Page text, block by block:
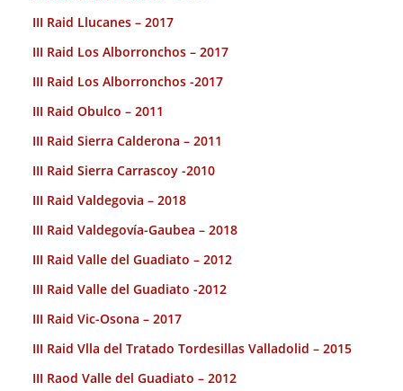
III Raid Llucanes – 2017
III Raid Los Alborronchos – 2017
III Raid Los Alborronchos -2017
III Raid Obulco – 2011
III Raid Sierra Calderona – 2011
III Raid Sierra Carrascoy -2010
III Raid Valdegovia – 2018
III Raid Valdegovía-Gaubea – 2018
III Raid Valle del Guadiato – 2012
III Raid Valle del Guadiato -2012
III Raid Vic-Osona – 2017
III Raid Vlla del Tratado Tordesillas Valladolid – 2015
III Raod Valle del Guadiato – 2012